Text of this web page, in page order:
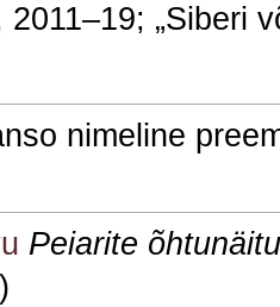
2011–19; „Siberi
nimeline
Peiarite õhtunä
)